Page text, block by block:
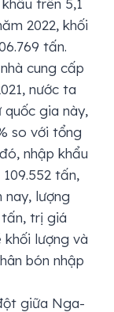
trên 5,1
2022, khối
tấn.
cung cấp
nước ta
quốc gia này,
so với tổng
nhập khẩu
tấn,
nay, lượng
tấn, trị giá
khối lượng và
bón nhập
giữa Nga-